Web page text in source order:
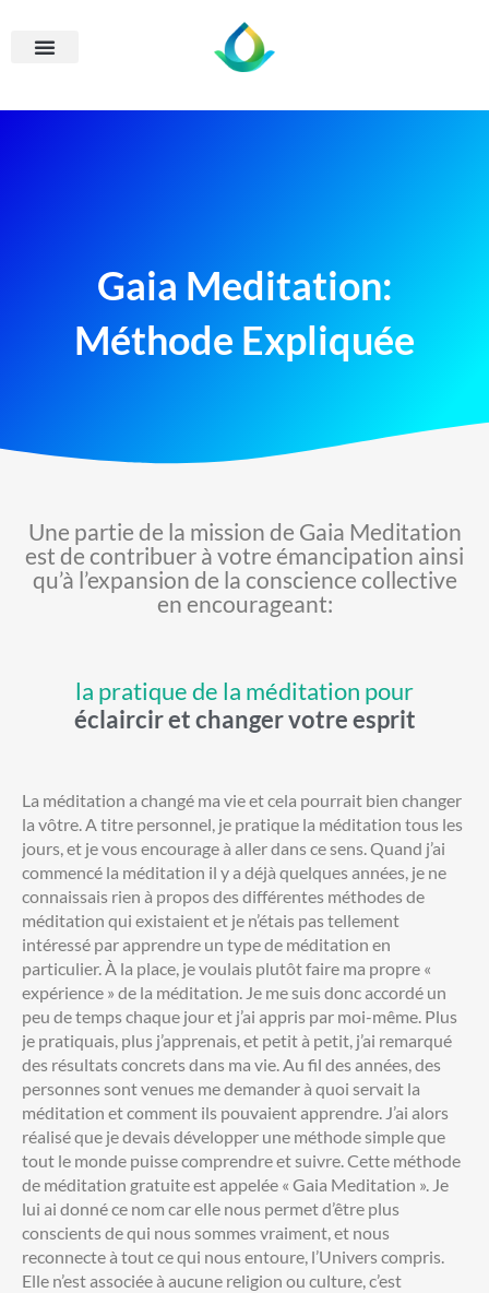
Gaia Meditation:
Méthode Expliquée
Une partie de la mission de Gaia Meditation
est de contribuer à votre émancipation ainsi
qu’à l’expansion de la conscience collective
en encourageant:
la pratique de la méditation pour
éclaircir et changer votre esprit
La méditation a changé ma vie et cela pourrait bien changer
la vôtre. A titre personnel, je pratique la méditation tous les
jours, et je vous encourage à aller dans ce sens. Quand j’ai
commencé la méditation il y a déjà quelques années, je ne
connaissais rien à propos des différentes méthodes de
méditation qui existaient et je n’étais pas tellement
intéressé par apprendre un type de méditation en
particulier. À la place, je voulais plutôt faire ma propre «
expérience » de la méditation. Je me suis donc accordé un
peu de temps chaque jour et j’ai appris par moi-même. Plus
je pratiquais, plus j’apprenais, et petit à petit, j’ai remarqué
des résultats concrets dans ma vie. Au fil des années, des
personnes sont venues me demander à quoi servait la
méditation et comment ils pouvaient apprendre. J’ai alors
réalisé que je devais développer une méthode simple que
tout le monde puisse comprendre et suivre. Cette méthode
de méditation gratuite est appelée « Gaia Meditation ». Je
lui ai donné ce nom car elle nous permet d’être plus
conscients de qui nous sommes vraiment, et nous
reconnecte à tout ce qui nous entoure, l’Univers compris.
Elle n’est associée à aucune religion ou culture, c’est